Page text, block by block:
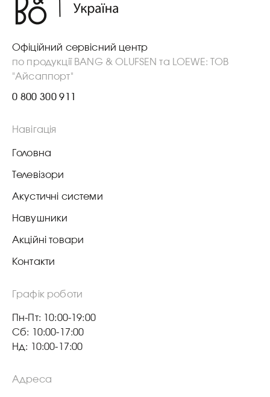
Офіційний сервісний центр
по продукції BANG & OLUFSEN та LOEWE: ТОВ
"Айсаппорт"
0 800 300 911
Навігація
Головна
Телевізори
Акустичні системи
Навушники
Акційні товари
Контакти
Графік роботи
Пн-Пт: 10:00-19:00
Сб: 10:00-17:00
Нд: 10:00-17:00
Адреса